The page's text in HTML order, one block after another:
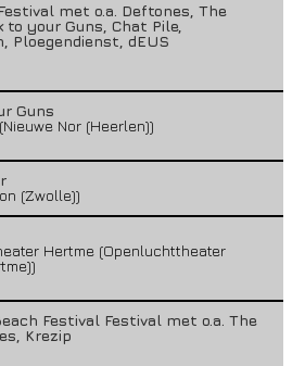
met o.a. Deftones, The
to your Guns, Chat Pile,
Ploegendienst, dEUS
Guns
Nor (Heerlen))
(Zwolle))
Hertme (Openluchttheater
Festival Festival met o.a. The
Krezip